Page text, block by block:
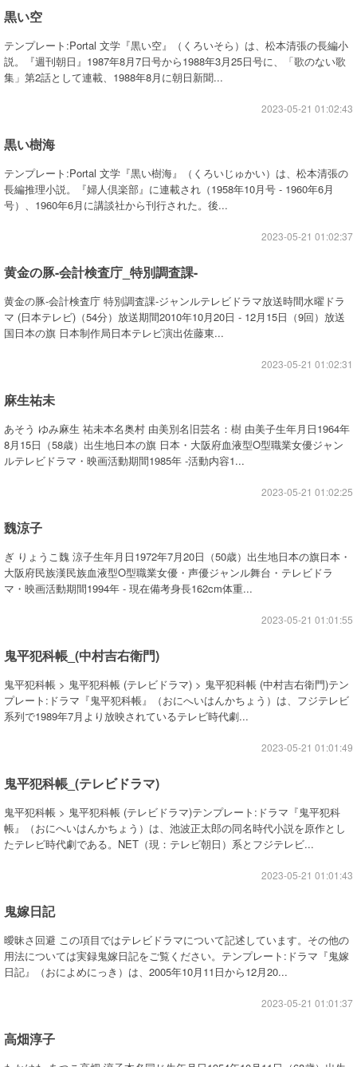
黒い空
テンプレート:Portal 文学『黒い空』（くろいそら）は、松本清張の長編小
説。『週刊朝日』1987年8月7日号から1988年3月25日号に、「歌のない歌
集」第2話として連載、1988年8月に朝日新聞...
2023-05-21 01:02:43
黒い樹海
テンプレート:Portal 文学『黒い樹海』（くろいじゅかい）は、松本清張の
長編推理小説。『婦人倶楽部』に連載され（1958年10月号 - 1960年6月
号）、1960年6月に講談社から刊行された。後...
2023-05-21 01:02:37
黄金の豚-会計検査庁_特別調査課-
黄金の豚-会計検査庁 特別調査課-ジャンルテレビドラマ放送時間水曜ドラ
マ (日本テレビ)（54分）放送期間2010年10月20日 - 12月15日（9回）放送
国日本の旗 日本制作局日本テレビ演出佐藤東...
2023-05-21 01:02:31
麻生祐未
あそう ゆみ麻生 祐未本名奥村 由美別名旧芸名：樹 由美子生年月日1964年
8月15日（58歳）出生地日本の旗 日本・大阪府血液型O型職業女優ジャン
ルテレビドラマ・映画活動期間1985年 -活動内容1...
2023-05-21 01:02:25
魏涼子
ぎ りょうこ魏 涼子生年月日1972年7月20日（50歳）出生地日本の旗日本・
大阪府民族漢民族血液型O型職業女優・声優ジャンル舞台・テレビドラ
マ・映画活動期間1994年 - 現在備考身長162cm体重...
2023-05-21 01:01:55
鬼平犯科帳_(中村吉右衛門)
鬼平犯科帳 > 鬼平犯科帳 (テレビドラマ) > 鬼平犯科帳 (中村吉右衛門)テン
プレート:ドラマ『鬼平犯科帳』（おにへいはんかちょう）は、フジテレビ
系列で1989年7月より放映されているテレビ時代劇...
2023-05-21 01:01:49
鬼平犯科帳_(テレビドラマ)
鬼平犯科帳 > 鬼平犯科帳 (テレビドラマ)テンプレート:ドラマ『鬼平犯科
帳』（おにへいはんかちょう）は、池波正太郎の同名時代小説を原作とし
たテレビ時代劇である。NET（現：テレビ朝日）系とフジテレビ...
2023-05-21 01:01:43
鬼嫁日記
曖昧さ回避 この項目ではテレビドラマについて記述しています。その他の
用法については実録鬼嫁日記をご覧ください。テンプレート:ドラマ『鬼嫁
日記』（おによめにっき）は、2005年10月11日から12月20...
2023-05-21 01:01:37
高畑淳子